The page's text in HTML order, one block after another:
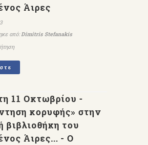
Άιρες
από:Dimitris Stefanakis
11 Οκτωβρίου -
κορυφής» στην
βιβλιοθήκη του
Άιρες... - Ο